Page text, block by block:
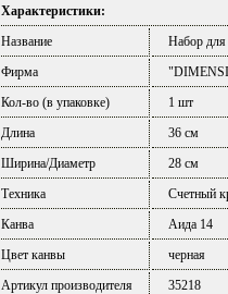
Характеристики:
Название
Набор
Фирма
Кол-во (в упаковке)
1 шт
Длина
36 см
Ширина/Диаметр
28 см
Техника
Счетный
Канва
Аида 14
Цвет канвы
черная
Артикул производителя
35218